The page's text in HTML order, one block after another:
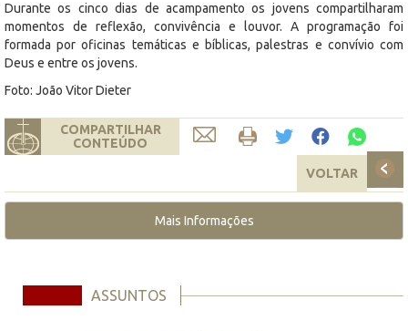
Durante os cinco dias de acampamento os jovens compartilharam
momentos de reflexão, convivência e louvor. A programação foi
formada por oficinas temáticas e bíblicas, palestras e convívio com
Deus e entre os jovens.
Foto: João Vitor Dieter
COMPARTILHAR
CONTEÚDO
VOLTAR
Mais Informações
ASSUNTOS